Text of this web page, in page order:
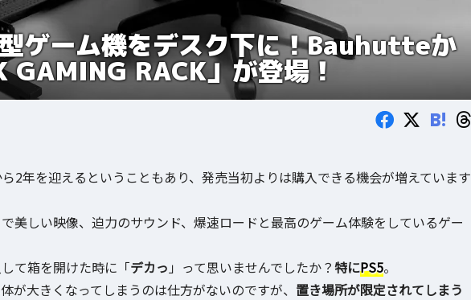
ゲーム機をデスク下に！Bauhutteか
GAMING RACK」が登場！
B!
2年を迎えるということもあり、発売当初よりは購入できる機会が増えています
美しい映像、迫力のサウンド、爆速ロードと最高のゲーム体験をしているゲー
て箱を開けた時に「デカっ 」って思いませんでしたか？特にPS5。
が大きくなってしまうのは仕方がないのですが、 置き場所が限定されてしまう